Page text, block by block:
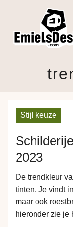
inhoud
Stijl keuze
2023
De trendkleur
tinten. Je vindt
maar ook
hieronder zie je